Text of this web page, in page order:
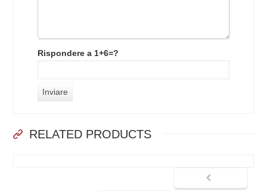
Rispondere a 1+6=?
RELATED PRODUCTS